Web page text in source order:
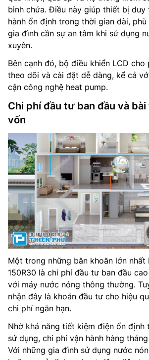
bình chứa. Điều này giúp thiết bị
hành ổn định trong thời gian dài,
gia đình cần sự an tâm khi sử dụng
xuyên.
Bên cạnh đó, bộ điều khiển LCD cho
theo dõi và cài đặt dễ dàng, kể cả
cận công nghệ heat pump.
Chi phí đầu tư ban đầu và bài
vốn
Một trong những băn khoăn lớn nhất
150R30 là chi phí đầu tư ban đầu
với máy nước nóng thông thường.
nhận đây là khoản đầu tư cho hiệu
chi phí ngắn hạn.
Nhờ khả năng tiết kiệm điện ổn định
sử dụng, chi phí vận hành hàng
Với những gia đình sử dụng nước